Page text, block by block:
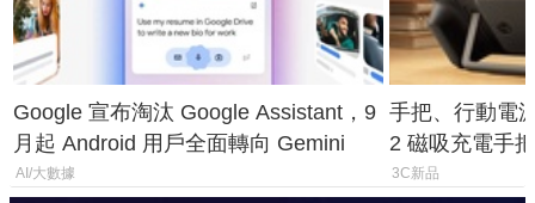
Google 宣布淘汰 Google Assistant，9
月起 Android 用戶全面轉向 Gemini
AI/大數據
手把、行動電
2 磁吸充電手
倍
3C新品